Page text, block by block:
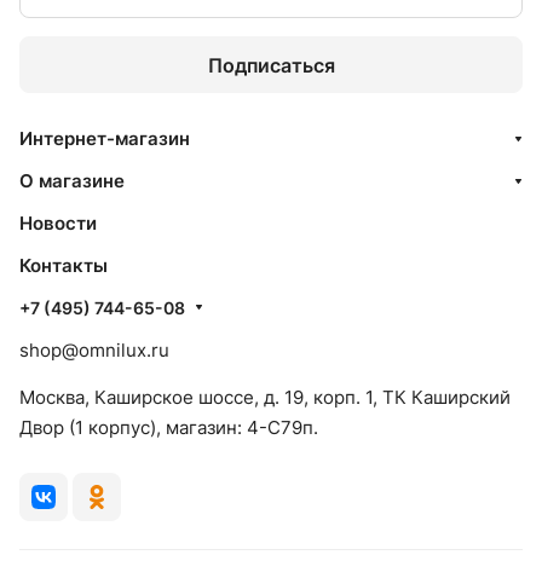
Подписаться
Интернет-магазин
О магазине
Новости
Контакты
+7 (495) 744-65-08
shop@omnilux.ru
Москва, Каширское шоссе, д. 19, корп. 1, ТК Каширский
Двор (1 корпус), магазин: 4-C79п.